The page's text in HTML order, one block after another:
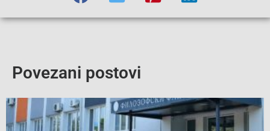
Povezani postovi